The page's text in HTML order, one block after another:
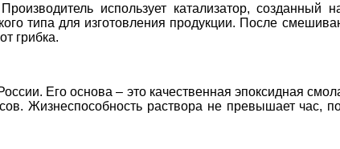
использует катализатор, созданный
типа для изготовления продукции. После
грибка.
Его основа – это качественная эпоксидная
Жизнеспособность раствора не превышает час,